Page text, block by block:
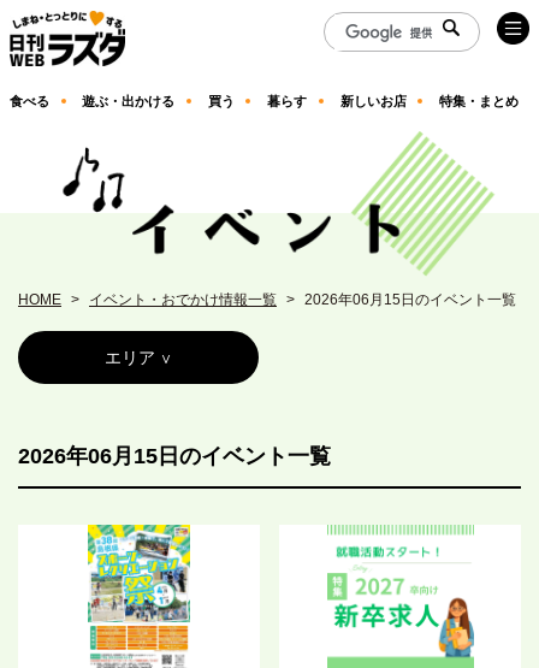
食べる 遊ぶ・出かける 買う 暮らす 新しいお店 特集・まとめ
HOME イベント・おでかけ情報一覧 2026年06月15日のイベント一覧
エリア
2026年06月15日のイベント一覧